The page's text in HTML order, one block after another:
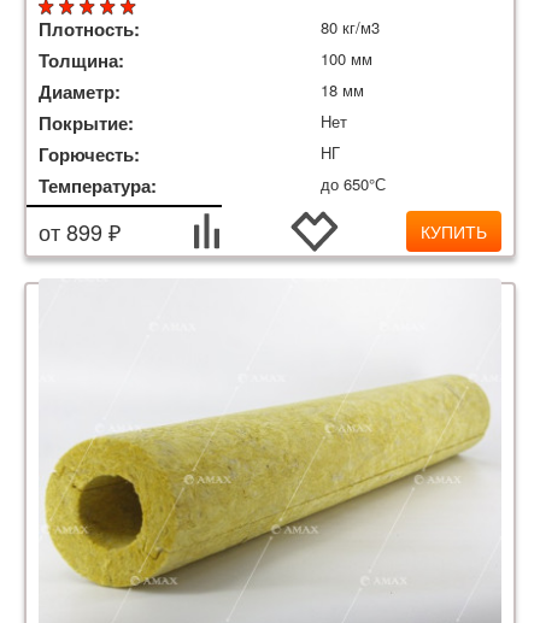
Плотность: 80 кг/м3
Толщина: 100 мм
Диаметр: 18 мм
Покрытие: Нет
Горючесть: НГ
Температура: до 650°С
от 899 ₽ КУПИТЬ